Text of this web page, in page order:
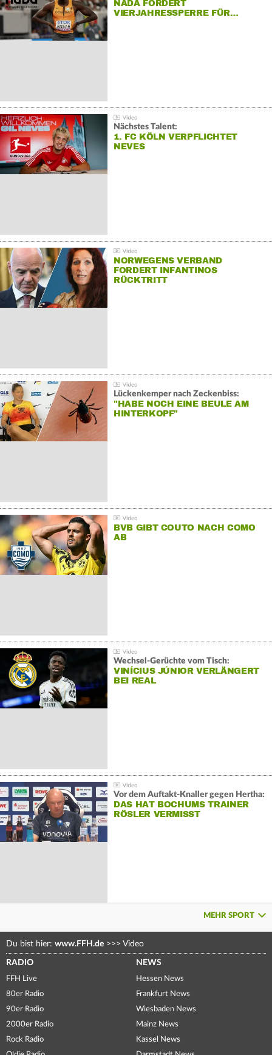
NADA FORDERT
VIERJAHRESSPERRE FÜR…
Nächstes Talent:
1. FC KÖLN VERPFLICHTET
NEVES
NORWEGENS VERBAND
FORDERT INFANTINOS
RÜCKTRITT
Lückenkemper nach Zeckenbiss:
"HABE NOCH EINE BEULE AM
HINTERKOPF"
BVB GIBT COUTO NACH COMO
AB
Wechsel-Gerüchte vom Tisch:
VINÍCIUS JÚNIOR VERLÄNGERT
BEI REAL
Vor dem Auftakt-Knaller gegen Hertha:
DAS HAT BOCHUMS TRAINER
RÖSLER VERMISST
MEHR SPORT
Du bist hier: www.FFH.de >>> Video
RADIO
FFH Live
80er Radio
90er Radio
2000er Radio
Rock Radio
NEWS
Hessen News
Frankfurt News
Wiesbaden News
Mainz News
Kassel News